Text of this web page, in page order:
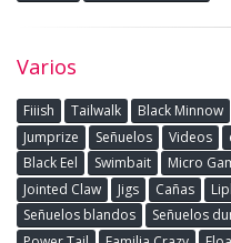
Varios
Fiiish Tailwalk Black Minnow
Jumprize
Señuelos Videos
Black Eel
Swimbait Micro
Jointed Claw
Jigs Cañas
Señuelos blandos
Señuelos